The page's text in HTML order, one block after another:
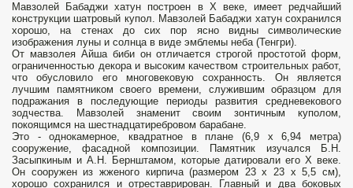
Мавзолей Бабаджи хатун построен в X веке, имеет редчайший
конструкции шатровый купол. Мавзолей Бабаджи хатун сохранился
хорошо, на стенах до сих пор ясно видны символические
изображения луны и солнца в виде эмблемы неба (Тенгри).
От мавзолея Айша биби он отличается строгой простотой форм,
ограниченностью декора и высоким качеством строительных работ,
что обусловило его многовековую сохранность. Он является
лучшим памятником своего времени, служившим образцом для
подражания в последующие периоды развития средневекового
зодчества. Мавзолей знаменит своим зонтичным куполом,
покоящимся на шестнадцатиребровом барабане.
Это - однокамерное, квадратное в плане (6,9 х 6,94 метра)
сооружение, фасадной композиции. Памятник изучался Б.Н.
Засыпкиным и А.Н. Бернштамом, которые датировали его X веке.
Он сооружен из жженого кирпича (размером 23 х 23 х 5,5 см),
хорошо сохранился и отреставрирован. Главный и два боковых